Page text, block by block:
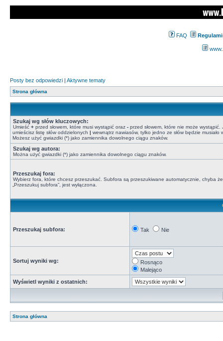
FAQ
Posty bez odpowiedzi | Aktywne tematy
Strona główna
Szukaj wg słów kluczowych:
Umieść + przed słowem, które musi wystąpić oraz - przed słowem, które nie może wystąpić.
umieścisz listę słów oddzielonych | wewnątrz nawiasów, tylko jedno ze słów będzie musiało
Możesz użyć gwiazdki (*) jako zamiennika dowolnego ciągu znaków.
Szukaj wg autora:
Można użyć gwiazdki (*) jako zamiennika dowolnego ciągu znaków.
Przeszukaj fora:
Wybierz fora, które chcesz przeszukać. Subfora są przeszukiwane automatycznie, chyba
„Przeszukuj subfora”, jest wyłączona.
Przeszukaj subfora: Tak Nie
Sortuj wyniki wg:
Rosnąco
Malejąco
Wyświetl wyniki z ostatnich:
Strona główna